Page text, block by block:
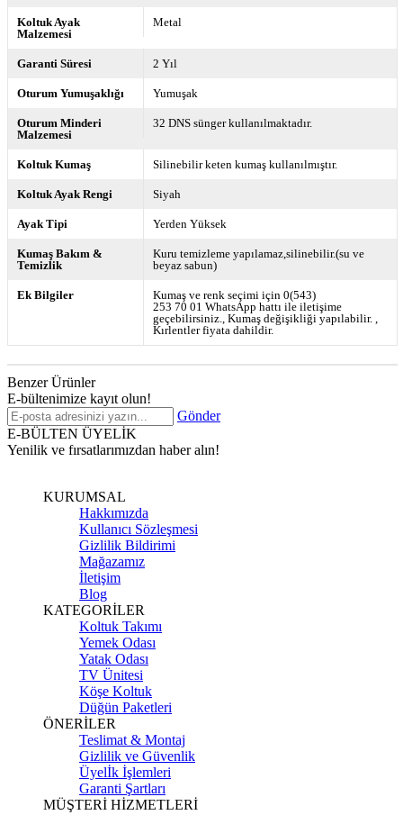
Koltuk Ayak
Malzemesi
Metal
Garanti Süresi 2 Yıl
Oturum Yumuşaklığı Yumuşak
Oturum Minderi
Malzemesi
32 DNS sünger kullanılmaktadır.
Koltuk Kumaş Silinebilir keten kumaş kullanılmıştır.
Koltuk Ayak Rengi Siyah
Ayak Tipi Yerden Yüksek
Kumaş Bakım &
Temizlik
Kuru temizleme yapılamaz,silinebilir.(su ve
beyaz sabun)
Ek Bilgiler
Kumaş ve renk seçimi için 0(543)
253 70 01 WhatsApp hattı ile iletişime
geçebilirsiniz. Kumaş değişikliği yapılabilir.
Kırlentler fiyata dahildir.
Benzer Ürünler
E-bültenimize kayıt olun!
Gönder
E-BÜLTEN ÜYELİK
Yenilik ve fırsatlarımızdan haber alın!
KURUMSAL
Hakkımızda
Kullanıcı Sözleşmesi
Gizlilik Bildirimi
Mağazamız
İletişim
Blog
KATEGORİLER
Koltuk Takımı
Yemek Odası
Yatak Odası
TV Ünitesi
Köşe Koltuk
Düğün Paketleri
ÖNERİLER
Teslimat & Montaj
Gizlilik ve Güvenlik
Üyelİk İşlemleri
Garanti Şartları
MÜŞTERİ HİZMETLERİ